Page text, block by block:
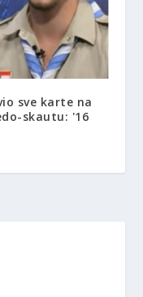
sve karte na
skautu: '16